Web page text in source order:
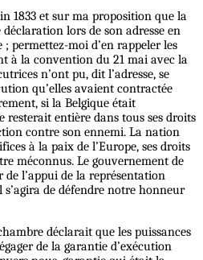
1833 et sur ma proposition que la
lors de son adresse en
permettez-moi d’en rappeler les
à la convention du 21 mai avec la
n’ont pu, dit l’adresse, se
qu’elles avaient contractée
si la Belgique était
resterait entière dans tous ses droits
contre son ennemi. La nation
à la paix de l’Europe, ses droits
méconnus. Le gouvernement de
de l’appui de la représentation
de défendre notre honneur
déclarait que les puissances
de la garantie d’exécution